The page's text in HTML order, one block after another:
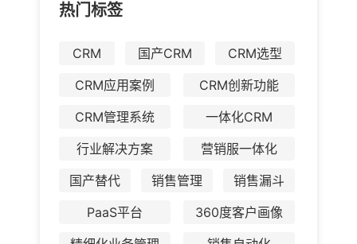
热门标签
CRM 国产CRM
CRM选型
CRM应用案例
CRM创新功能
CRM管理系统
一体化CRM
行业解决方案
营销服一体化
国产替代
销售管理
销售漏斗
PaaS平台
360度客户画像